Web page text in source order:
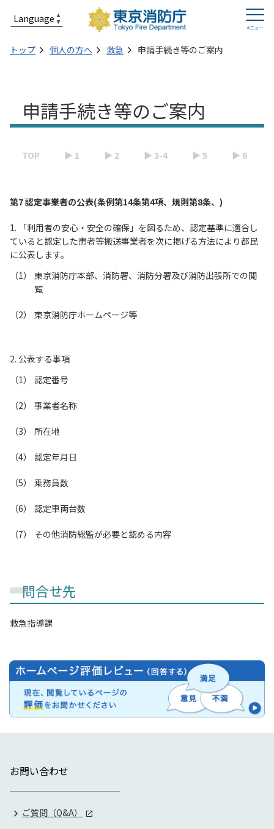
トップ 個人の方へ 救急 申請手続き等のご案内
申請手続き等のご案内
TOP ▶ 1 ▶ 2 ▶ 3-4 ▶ 5 ▶ 6
第7 認定事業者の公表(条例第14条第4項、規則第8条、)
1. 「利用者の安心・安全の確保」を図るため、認定基準に適合し
ていると認定した患者等搬送事業者を次に掲げる方法により都民
に公表します。
東京消防庁本部、消防署、消防分署及び消防出張所での閲
覧
東京消防庁ホームページ等
2. 公表する事項
認定番号
事業者名称
所在地
認定年月日
乗務員数
認定車両台数
その他消防総監が必要と認める内容
問合せ先
救急指導課
お問い合わせ
ご質問（Q&A）